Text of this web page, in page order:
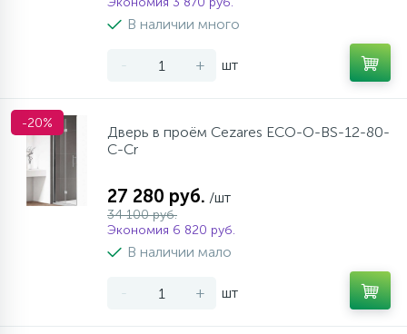
В наличии много
- + шт
-20%
Дверь в проём Cezares ECO-O-BS-12-80-
C-Cr
27 280 руб. /шт
34 100 руб.
Экономия 6 820 руб.
В наличии мало
- + шт